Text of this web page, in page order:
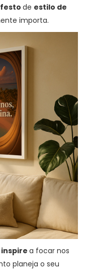
de estilo de
importa.
inspire a focar nos
planeja o seu